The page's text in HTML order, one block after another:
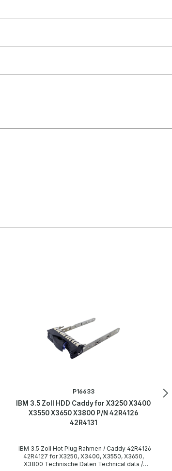
P16633
IBM 3.5 Zoll HDD Caddy for X3250 X3400
X3550 X3650 X3800 P/N 42R4126
42R4131
42R4127 for X3250, X3400, X3550, X3650,
X3800 Technische Daten Technical data /